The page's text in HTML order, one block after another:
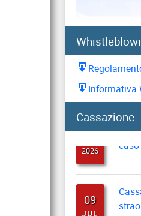
05
AUG
2026
Informativa
Cassazione
10
JUL
JUL